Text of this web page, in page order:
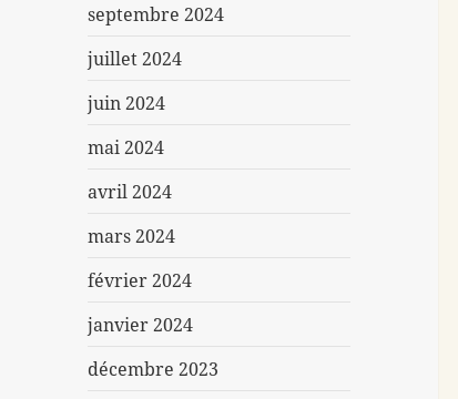
septembre 2024
juillet 2024
juin 2024
mai 2024
avril 2024
mars 2024
février 2024
janvier 2024
décembre 2023